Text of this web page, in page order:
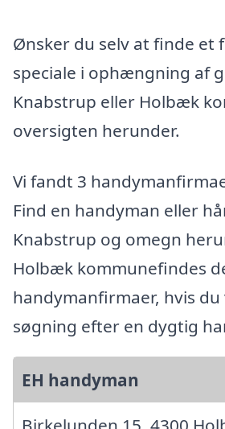
Ønsker du selv at finde et
speciale i ophængning af
Knabstrup eller Holbæk
oversigten herunder.
Vi fandt 3
Find en handyman eller
Knabstrup og omegn
Holbæk kommunefindes
handymanfirmaer, hvis
søgning efter en dygtig
EH handyman